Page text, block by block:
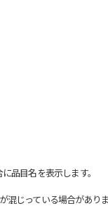
品目名を表示します。
っている場合があり